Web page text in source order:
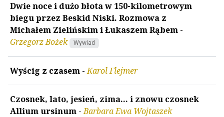
Dwie noce i dużo błota w 150-kilometrowym
biegu przez Beskid Niski. Rozmowa z
Michałem Zielińskim i Łukaszem Rąbem -
Grzegorz Bożek
Wywiad
Wyścig z czasem -Karol Flejmer
Czosnek, lato, jesień, zima... i znowu czosnek
Allium ursinum -Barbara Ewa Wojtaszek